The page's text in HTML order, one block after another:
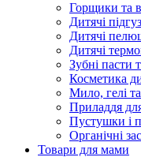
Горщики та
Дитячі
Дитячі
Дитячі
Зубні пасти
Косметика
Мило, гелі
Приладдя
Пустушки і
Органічні
Товари для мами